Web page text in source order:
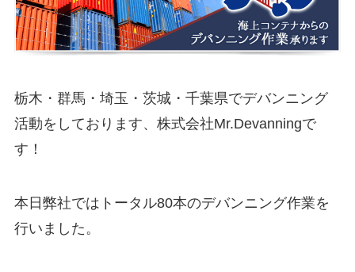
栃木・群馬・埼玉・茨城・千葉県でデバンニング
活動をしております、株式会社Mr.Devanningで
す！
本日弊社ではトータル80本のデバンニング作業を
行いました。